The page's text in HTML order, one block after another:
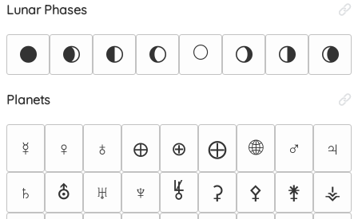
Lunar Phases
🌑 🌒 🌓 🌔 🌕 🌖 🌗 🌘
Planets
☿ ♀ ♁ 🜨 ⊕ ⨁ 🌐 ♂
♃
♄
⛢ ♅ ♆ ⯉ ⚳ ⚴ ⚵
⚶